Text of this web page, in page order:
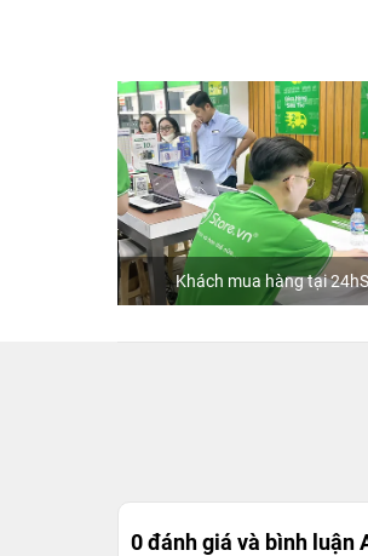
Khách mua hàng tại
0 đánh giá và bình luận